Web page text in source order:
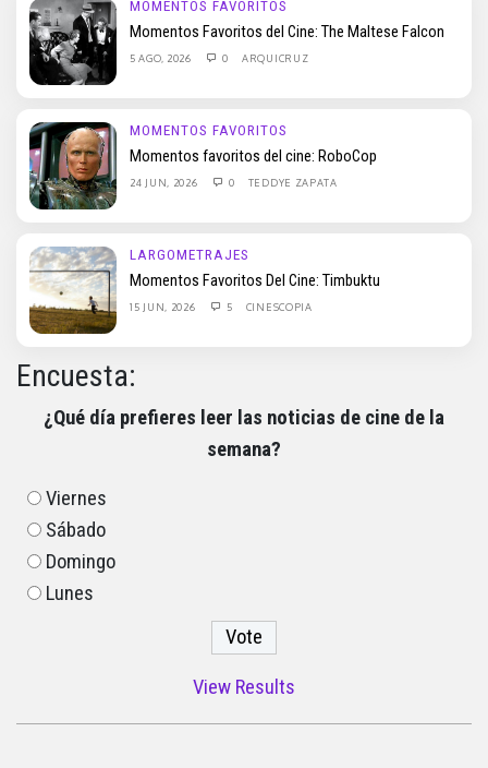
MOMENTOS FAVORITOS
Momentos Favoritos del Cine: The Maltese Falcon
5 AGO, 2026 0 ARQUICRUZ
MOMENTOS FAVORITOS
Momentos favoritos del cine: RoboCop
24 JUN, 2026 0 TEDDYE ZAPATA
LARGOMETRAJES
Momentos Favoritos Del Cine: Timbuktu
15 JUN, 2026 5 CINESCOPIA
Encuesta:
¿Qué día prefieres leer las noticias de cine de la
semana?
Viernes
Sábado
Domingo
Lunes
View Results